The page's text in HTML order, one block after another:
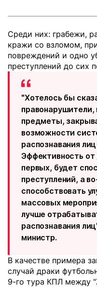
Среди них: грабежи,
кражи со взломом,
повреждений и одно
преступлений до сих
"Хотелось бы
правонарушители,
предметы,
возможности
распознавания
Эффективность от
первых, будет
преступлений, а
способствовать
массовых
лучше
распознавания
министр.
В качестве примера
случай драки
9-го тура КПЛ между